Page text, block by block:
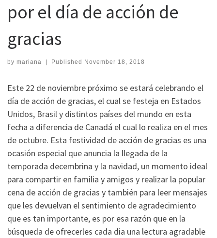
por el día de acción de
gracias
by mariana Published November 18, 2018
Este 22 de noviembre próximo se estará celebrando el
día de acción de gracias, el cual se festeja en Estados
Unidos, Brasil y distintos países del mundo en esta
fecha a diferencia de Canadá el cual lo realiza en el mes
de octubre. Esta festividad de acción de gracias es una
ocasión especial que anuncia la llegada de la
temporada decembrina y la navidad, un momento ideal
para compartir en familia y amigos y realizar la popular
cena de acción de gracias y también para leer mensajes
que les devuelvan el sentimiento de agradecimiento
que es tan importante, es por esa razón que en la
búsqueda de ofrecerles cada dia una lectura agradable